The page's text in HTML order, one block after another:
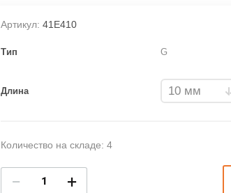
Артикул: 41E410
Тип G
Длина
Количество на складе: 4
− +